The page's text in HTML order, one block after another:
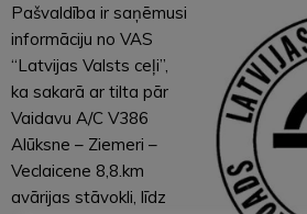
Pašvaldība ir saņēmusi
informāciju no VAS
“Latvijas Valsts ceļi”,
ka sakarā ar tilta pār
Vaidavu A/C V386
Alūksne – Ziemeri –
Veclaicene 8,8.km
avārijas stāvokli, līdz